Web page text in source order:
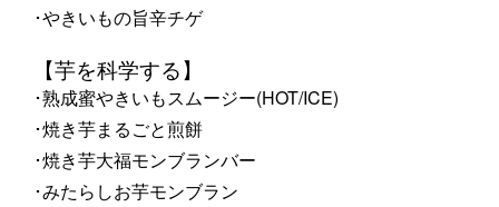
･やきいもの旨辛チゲ
【芋を科学する】
･熟成蜜やきいもスムージー(HOT/ICE)
･焼き芋まるごと煎餅
･焼き芋大福モンブランバー
･みたらしお芋モンブラン